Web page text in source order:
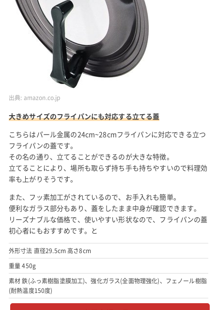
出典: amazon.co.jp
大きめサイズのフライパンにも対応する立てる蓋
こちらはパール金属の24cm~28cmフライパンに対応できる立つ
フライパンの蓋です。
その名の通り、立てることができるのが大きな特徴。
立てることにより、場所も取らず持ち手も持ちやすいので料理効
率も上がりそうです。
また、フッ素加工がされているので、お手入れも簡単。
便利なガラス部分もあり、蓋をしたまま中身が確認できます。
リーズナブルな価格で、使いやすい形状なので、フライパンの蓋
初心者にもおすすめです。と
外形寸法 直径29.5cm 高さ8cm
重量 450g
素材 鉄(ふっ素樹脂塗膜加工)、強化ガラス(全面物理強化)、フェノール樹脂
(耐熱温度150度)